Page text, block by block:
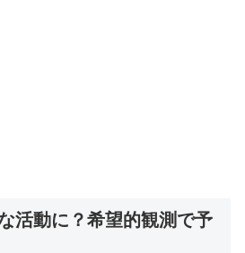
活動に？希望的観測で予